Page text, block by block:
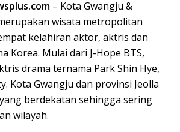
– Kota Gwangju &
wisata metropolitan
kelahiran aktor, aktris dan
Korea. Mulai dari J-Hope BTS,
drama ternama Park Shin Hye,
Kota Gwangju dan provinsi Jeolla
berdekatan sehingga sering
wilayah.